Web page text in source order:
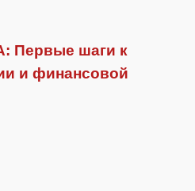
Первые шаги к
и финансовой